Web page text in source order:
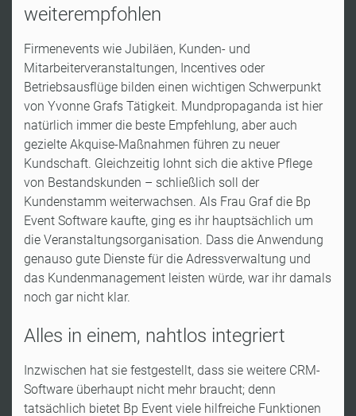
weiterempfohlen
Firmenevents wie Jubiläen, Kunden- und
Mitarbeiterveranstaltungen, Incentives oder
Betriebsausflüge bilden einen wichtigen Schwerpunkt
von Yvonne Grafs Tätigkeit. Mundpropaganda ist hier
natürlich immer die beste Empfehlung, aber auch
gezielte Akquise-Maßnahmen führen zu neuer
Kundschaft. Gleichzeitig lohnt sich die aktive Pflege
von Bestandskunden – schließlich soll der
Kundenstamm weiterwachsen. Als Frau Graf die Bp
Event Software kaufte, ging es ihr hauptsächlich um
die Veranstaltungsorganisation. Dass die Anwendung
genauso gute Dienste für die Adressverwaltung und
das Kundenmanagement leisten würde, war ihr damals
noch gar nicht klar.
Alles in einem, nahtlos integriert
Inzwischen hat sie festgestellt, dass sie weitere CRM-
Software überhaupt nicht mehr braucht; denn
tatsächlich bietet Bp Event viele hilfreiche Funktionen